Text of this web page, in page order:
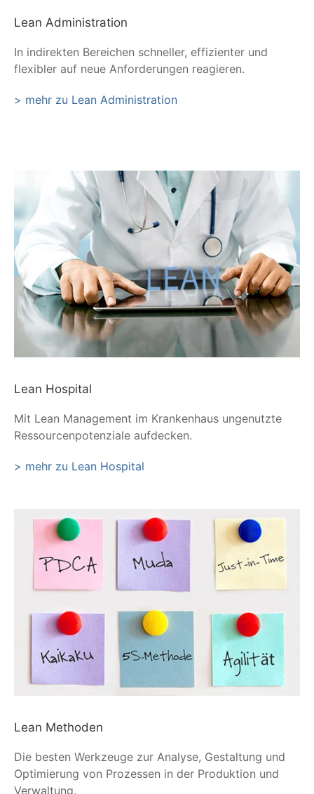
Lean Administration
In indirekten Bereichen schneller, effizienter und
flexibler auf neue Anforderungen reagieren.
> mehr zu Lean Administration
Lean Hospital
Mit Lean Management im Krankenhaus ungenutzte
Ressourcenpotenziale aufdecken.
> mehr zu Lean Hospital
Lean Methoden
Die besten Werkzeuge zur Analyse, Gestaltung und
Optimierung von Prozessen in der Produktion und
Verwaltung.